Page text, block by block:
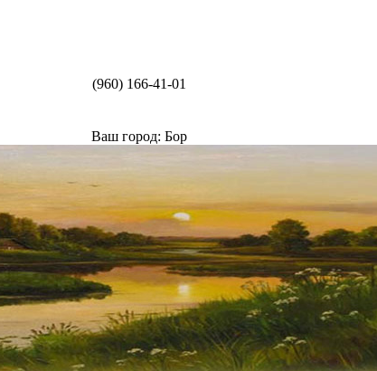
(960) 166-41-01
Ваш город: Бор